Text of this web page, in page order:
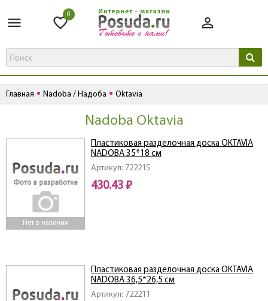
0
Главная Nadoba / Надоба Oktavia
Nadoba Oktavia
Нет в наличии
Артикул: 722215
Пластиковая разделочная доска OKTAVIA
NADOBA 35*18 см
430.43 ₽
Артикул: 722211
Пластиковая разделочная доска OKTAVIA
NADOBA 36,5*26,5 см